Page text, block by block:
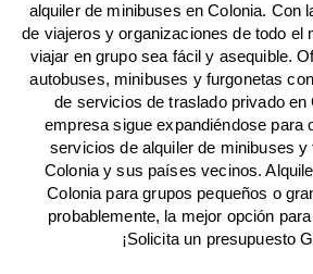
alquiler de minibuses en Colonia. Con
de viajeros y organizaciones de todo el
viajar en grupo sea fácil y asequible.
autobuses, minibuses y furgonetas
de servicios de traslado privado en
empresa sigue expandiéndose para
servicios de alquiler de minibuses y
Colonia y sus países vecinos.
Colonia para grupos pequeños o
probablemente, la mejor opción
¡Solicita un presupuesto